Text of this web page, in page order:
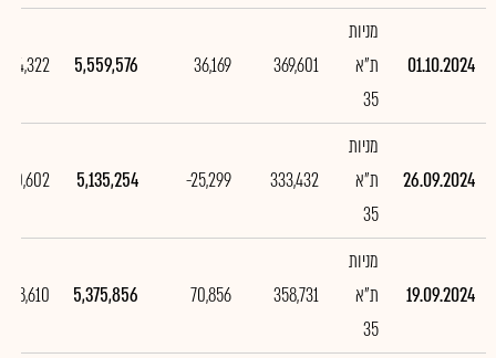
01.10.2024
מניות
ת"א
35
369,601
36,169
5,559,576
424,322
26.09.2024
מניות
ת"א
35
333,432
-25,299
5,135,254
19.09.2024
מניות
ת"א
35
358,731
70,856
5,375,856
1,118,610